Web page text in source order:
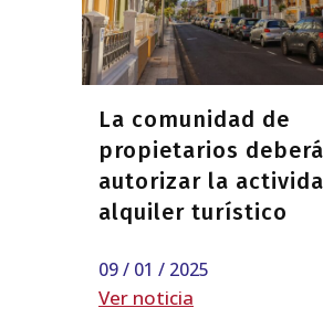
La comunidad de
propietarios deberá
autorizar la
alquiler turístico
09 / 01 / 2025
Ver noticia